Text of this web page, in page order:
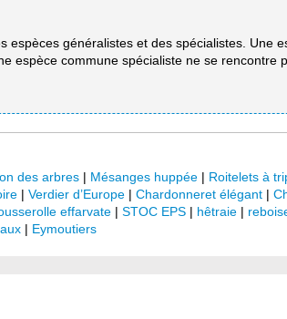
généralistes et des spécialistes. Une
espèce commune spécialiste ne se rencontre
des arbres | Mésanges huppée | Roitelets à
| Verdier d’Europe | Chardonneret élégant |
effarvate | STOC EPS | hêtraie |
| Eymoutiers